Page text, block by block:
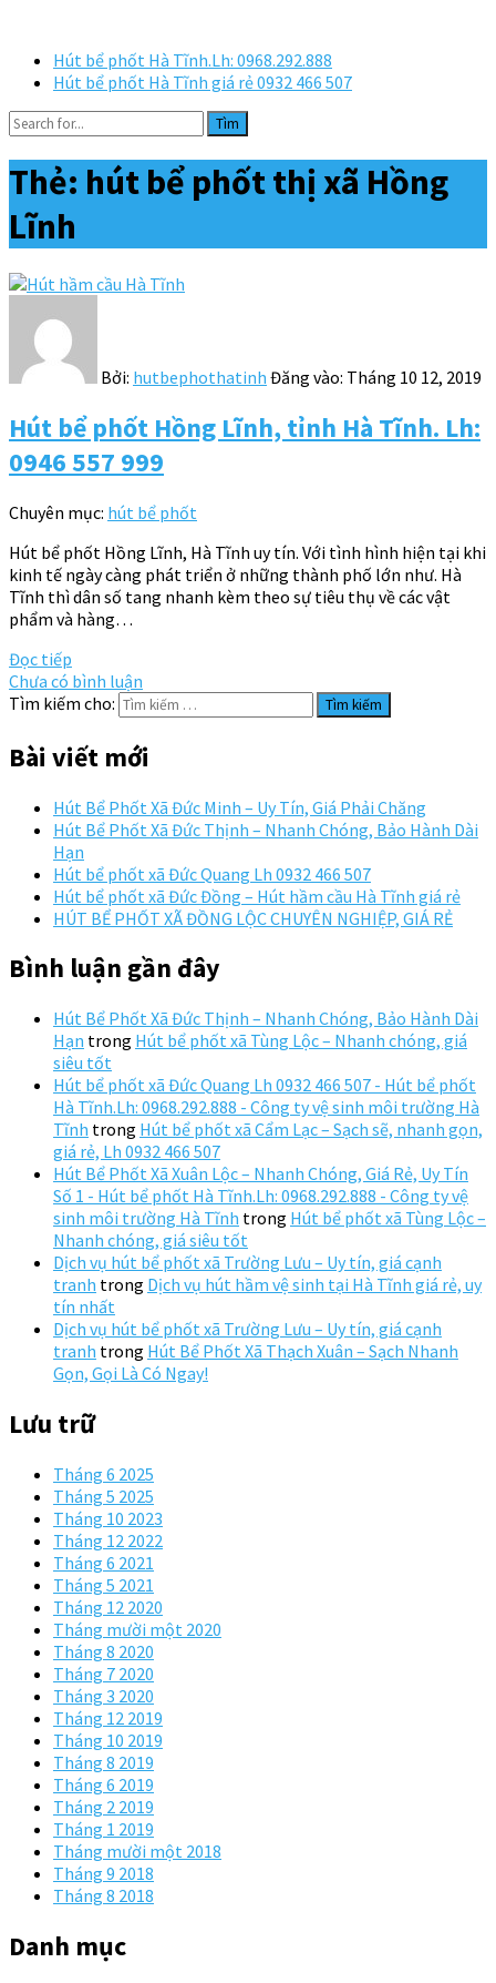
Hút bể phốt Hà Tĩnh.Lh: 0968.292.888
Hút bể phốt Hà Tĩnh giá rẻ 0932 466 507
Tìm
Thẻ: hút bể phốt thị xã Hồng
Lĩnh
Bởi: hutbephothatinh Đăng vào: Tháng 10 12, 2019
Hút bể phốt Hồng Lĩnh, tỉnh Hà Tĩnh. Lh:
0946 557 999
Chuyên mục: hút bể phốt
Hút bể phốt Hồng Lĩnh, Hà Tĩnh uy tín. Với tình hình hiện tại khi
kinh tế ngày càng phát triển ở những thành phố lớn như. Hà
Tĩnh thì dân số tang nhanh kèm theo sự tiêu thụ về các vật
phẩm và hàng…
Đọc tiếp
Chưa có bình luận
Tìm kiếm cho:
Bài viết mới
Hút Bể Phốt Xã Đức Minh – Uy Tín, Giá Phải Chăng
Hút Bể Phốt Xã Đức Thịnh – Nhanh Chóng, Bảo Hành Dài
Hạn
Hút bể phốt xã Đức Quang Lh 0932 466 507
Hút bể phốt xã Đức Đồng – Hút hầm cầu Hà Tĩnh giá rẻ
HÚT BỂ PHỐT XÃ ĐỒNG LỘC CHUYÊN NGHIỆP, GIÁ RẺ
Bình luận gần đây
Hút Bể Phốt Xã Đức Thịnh – Nhanh Chóng, Bảo Hành Dài
Hạn trong Hút bể phốt xã Tùng Lộc – Nhanh chóng, giá
siêu tốt
Hút bể phốt xã Đức Quang Lh 0932 466 507 - Hút bể phốt
Hà Tĩnh.Lh: 0968.292.888 - Công ty vệ sinh môi trường Hà
Tĩnh trong Hút bể phốt xã Cẩm Lạc – Sạch sẽ, nhanh gọn,
giá rẻ, Lh 0932 466 507
Hút Bể Phốt Xã Xuân Lộc – Nhanh Chóng, Giá Rẻ, Uy Tín
Số 1 - Hút bể phốt Hà Tĩnh.Lh: 0968.292.888 - Công ty vệ
sinh môi trường Hà Tĩnh trong Hút bể phốt xã Tùng Lộc –
Nhanh chóng, giá siêu tốt
Dịch vụ hút bể phốt xã Trường Lưu – Uy tín, giá cạnh
tranh trong Dịch vụ hút hầm vệ sinh tại Hà Tĩnh giá rẻ, uy
tín nhất
Dịch vụ hút bể phốt xã Trường Lưu – Uy tín, giá cạnh
tranh trong Hút Bể Phốt Xã Thạch Xuân – Sạch Nhanh
Gọn, Gọi Là Có Ngay!
Lưu trữ
Tháng 6 2025
Tháng 5 2025
Tháng 10 2023
Tháng 12 2022
Tháng 6 2021
Tháng 5 2021
Tháng 12 2020
Tháng mười một 2020
Tháng 8 2020
Tháng 7 2020
Tháng 3 2020
Tháng 12 2019
Tháng 10 2019
Tháng 8 2019
Tháng 6 2019
Tháng 2 2019
Tháng 1 2019
Tháng mười một 2018
Tháng 9 2018
Tháng 8 2018
Danh mục